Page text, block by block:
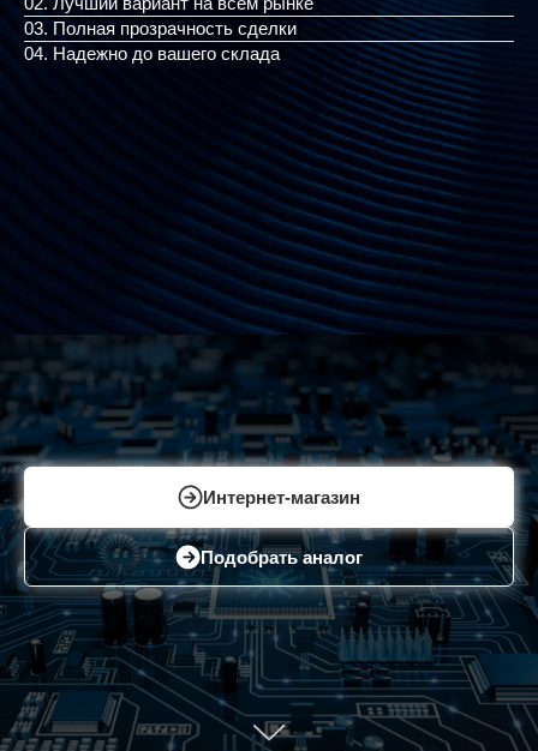
03. Полная прозрачность сделки
04. Надежно до вашего склада
Интернет-магазин
Подобрать аналог